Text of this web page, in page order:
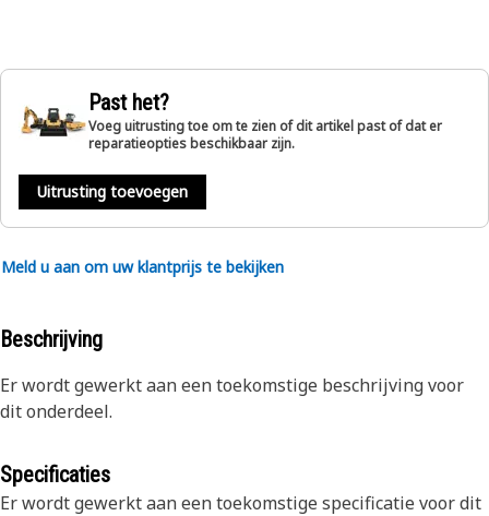
Past het?
Voeg uitrusting toe om te zien of dit artikel past of dat er
reparatieopties beschikbaar zijn.
Uitrusting toevoegen
Meld u aan om uw klantprijs te bekijken
Beschrijving
Er wordt gewerkt aan een toekomstige beschrijving voor
dit onderdeel.
Specificaties
Er wordt gewerkt aan een toekomstige specificatie voor dit